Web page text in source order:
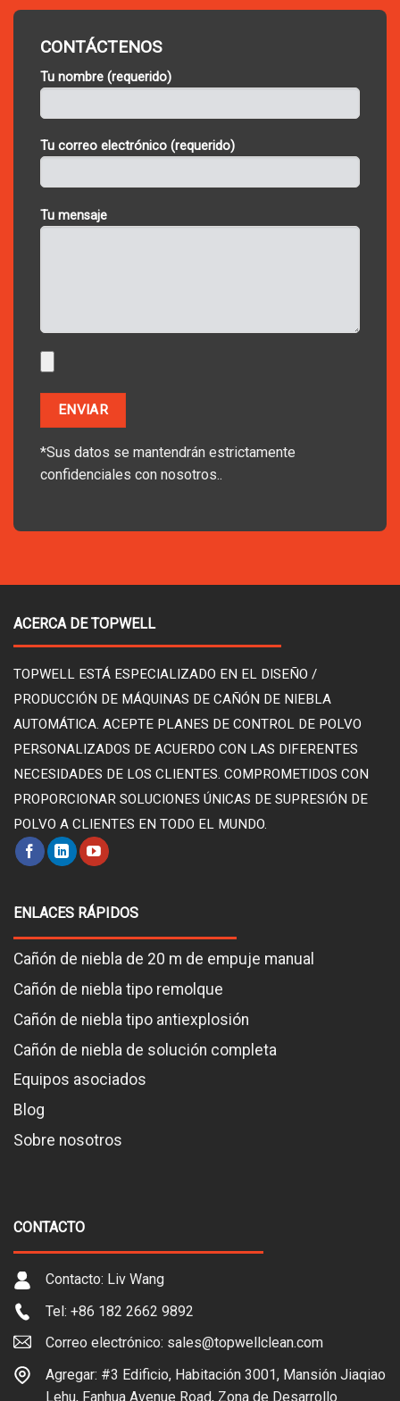
CONTÁCTENOS
Tu nombre (requerido)
Tu correo electrónico (requerido)
Tu mensaje
*Sus datos se mantendrán estrictamente
confidenciales con nosotros..
ACERCA DE TOPWELL
TOPWELL ESTÁ ESPECIALIZADO EN EL DISEÑO /
PRODUCCIÓN DE MÁQUINAS DE CAÑÓN DE NIEBLA
AUTOMÁTICA. ACEPTE PLANES DE CONTROL DE POLVO
PERSONALIZADOS DE ACUERDO CON LAS DIFERENTES
NECESIDADES DE LOS CLIENTES. COMPROMETIDOS CON
PROPORCIONAR SOLUCIONES ÚNICAS DE SUPRESIÓN DE
POLVO A CLIENTES EN TODO EL MUNDO.
ENLACES RÁPIDOS
Cañón de niebla de 20 m de empuje manual
Cañón de niebla tipo remolque
Cañón de niebla tipo antiexplosión
Cañón de niebla de solución completa
Equipos asociados
Blog
Sobre nosotros
CONTACTO
Contacto: Liv Wang
Tel: +86 182 2662 9892
Correo electrónico: sales@topwellclean.com
Agregar: #3 Edificio, Habitación 3001, Mansión Jiaqiao
Lehu, Fanhua Avenue Road, Zona de Desarrollo